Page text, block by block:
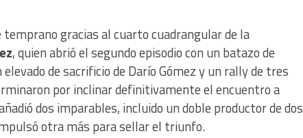
gracias al cuarto cuadrangular de la
, quien abrió el segundo episodio con un batazo de
de sacrificio de Darío Gómez y un rally de tres
por inclinar definitivamente el encuentro a
dos imparables, incluido un doble productor de dos
otra más para sellar el triunfo.